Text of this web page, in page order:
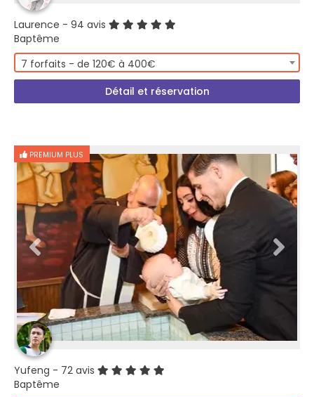
Laurence - 94 avis
Baptême
7 forfaits - de 120€ à 400€
Détail et réservation
PREMIUM PLUS
Yufeng - 72 avis
Baptême